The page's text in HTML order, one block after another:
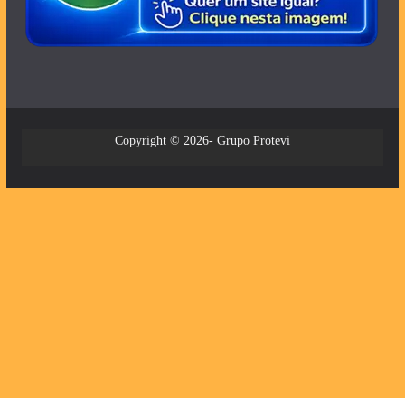
Copyright © 2026- Grupo Protevi